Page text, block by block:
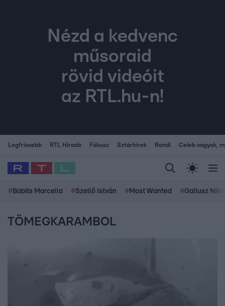
Nézd a kedvenc
műsoraid
rövid videóit
az RTL.hu-n!
Legfrissebb RTL Híradó Fókusz Sztárhírek Randi Celeb vagyok,
# Babits Marcella #Szellő István # Most Wanted #Gallusz
TÖMEGKARAMBOL